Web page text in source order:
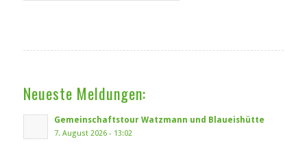
Neueste Meldungen:
Gemeinschaftstour Watzmann und Blaueishütte
7. August 2026 - 13:02